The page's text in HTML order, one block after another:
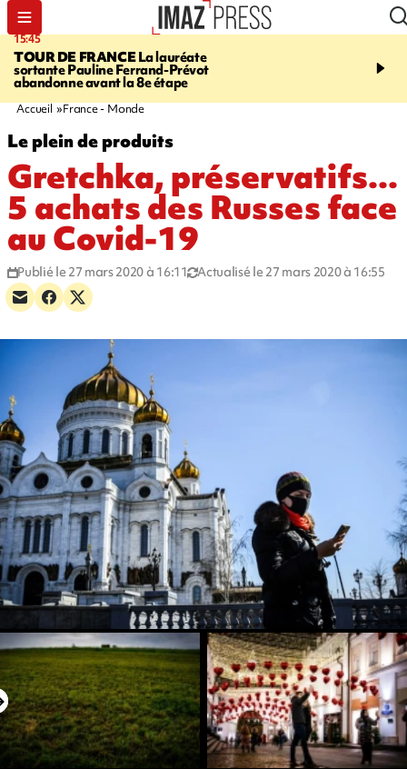
15:45
TOUR DE FRANCELa lauréate
sortante Pauline Ferrand-Prévot
abandonne avant la 8e étape
20:17
routière, concours de
Accueil France - Monde
Le plein de produits
Gretchka, préservatifs...
5 achats des Russes face
au Covid-19
Publié le 27 mars 2020 à 16:11 Actualisé le 27 mars 2020 à 16:55